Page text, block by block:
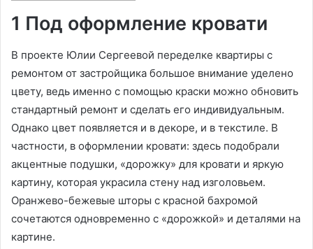
1 Под оформление кровати
В проекте Юлии Сергеевой переделке квартиры с
ремонтом от застройщика большое внимание уделено
цвету, ведь именно с помощью краски можно обновить
стандартный ремонт и сделать его индивидуальным.
Однако цвет появляется и в декоре, и в текстиле. В
частности, в оформлении кровати: здесь подобрали
акцентные подушки, «дорожку» для кровати и яркую
картину, которая украсила стену над изголовьем.
Оранжево-бежевые шторы с красной бахромой
сочетаются одновременно с «дорожкой» и деталями на
картине.